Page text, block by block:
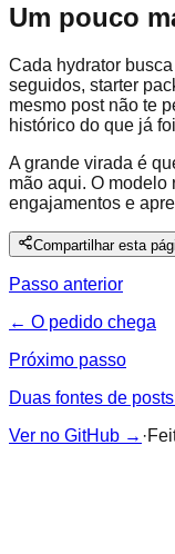
Um pouco
Cada hydrator
seguidos, starter
mesmo post não te
histórico do que já
A grande virada é
mão aqui. O modelo
engajamentos e
Compartilhar esta
Passo anterior
← O pedido chega
Próximo passo
Duas fontes de
Ver no GitHub → ·